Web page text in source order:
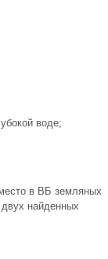
воде;
в ВБ земляных
найденных